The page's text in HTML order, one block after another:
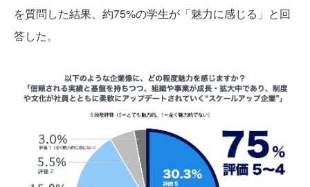
を質問した結果、約75%の学生が「魅力に感じる」と回
答した。